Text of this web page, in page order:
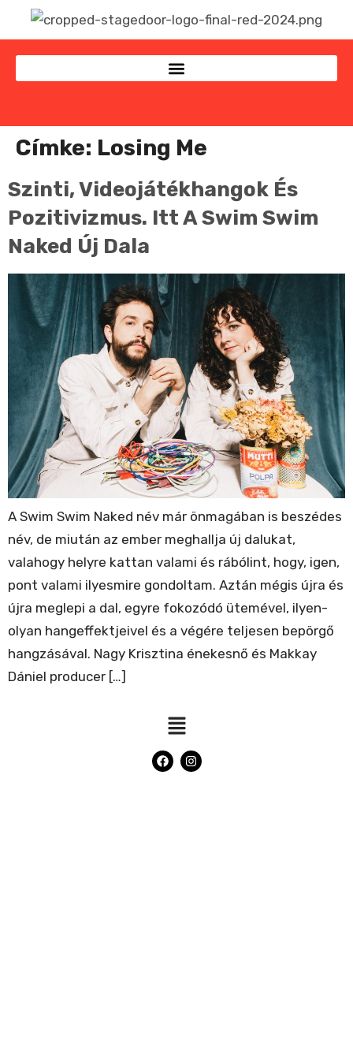
Címke: Losing Me
Szinti, Videojátékhangok És
Pozitivizmus. Itt A Swim Swim
Naked Új Dala
A Swim Swim Naked név már önmagában is beszédes
név, de miután az ember meghallja új dalukat,
valahogy helyre kattan valami és rábólint, hogy, igen,
pont valami ilyesmire gondoltam. Aztán mégis újra és
újra meglepi a dal, egyre fokozódó ütemével, ilyen-
olyan hangeffektjeivel és a végére teljesen bepörgő
hangzásával. Nagy Krisztina énekesnő és Makkay
Dániel producer […]